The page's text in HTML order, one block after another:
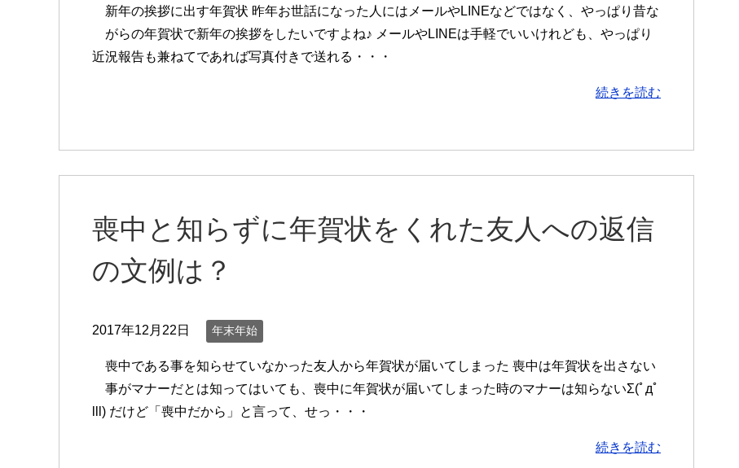
新年の挨拶に出す年賀状 昨年お世話になった人にはメールやLINEなどではなく、やっぱり昔な
がらの年賀状で新年の挨拶をしたいですよね♪ メールやLINEは手軽でいいけれども、やっぱり
近況報告も兼ねてであれば写真付きで送れる・・・
続きを読む
喪中と知らずに年賀状をくれた友人への返信
の文例は？
2017年12月22日 年末年始
喪中である事を知らせていなかった友人から年賀状が届いてしまった 喪中は年賀状を出さない
事がマナーだとは知ってはいても、喪中に年賀状が届いてしまった時のマナーは知らないΣ(ﾟдﾟ
lll) だけど「喪中だから」と言って、せっ・・・
続きを読む